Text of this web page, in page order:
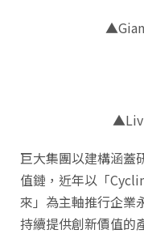
▲Liv
巨大集團以建構涵蓋
值鏈，近年以「
來」為主軸推行企業
持續提供創新價值的